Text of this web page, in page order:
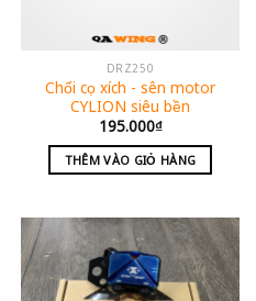
DRZ250
Chổi cọ xích - sên motor
CYLION siêu bền
195.000₫
THÊM VÀO GIỎ HÀNG